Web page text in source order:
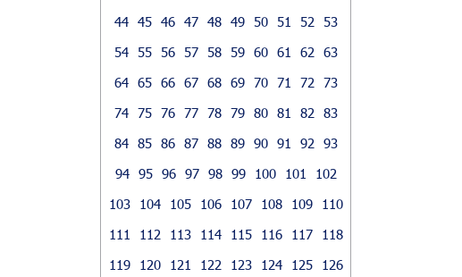
44 45 46 47 48 49 50 51 52
53
54 55 56 57 58 59 60 61 62
63
64 65 66 67 68 69 70 71 72
73
74 75 76 77 78 79 80 81 82
83
84 85 86 87 88 89 90 91 92
93
94 95 96 97 98 99 100 101
102
103
104 105 106 107 108 109
110
111
112 113 114 115 116 117
118
119
120 121 122 123 124 125
126